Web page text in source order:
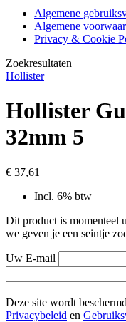
Algemene
Algemene
Privacy & Cookie
Zoekresultaten
Hollister
Hollister
32mm 5
€ 37,61
Incl. 6% btw
Dit product is momenteel
we geven je een seintje
Uw E-mail
Deze site wordt
Privacybeleid en